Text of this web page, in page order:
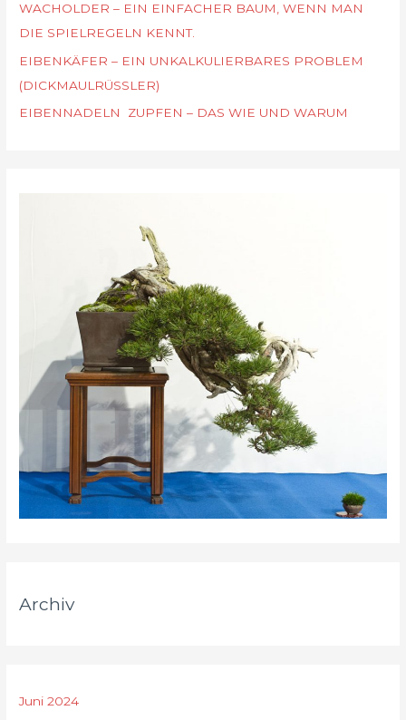
WACHOLDER – EIN EINFACHER BAUM, WENN MAN
DIE SPIELREGELN KENNT.
EIBENKÄFER – EIN UNKALKULIERBARES PROBLEM
(DICKMAULRÜSSLER)
EIBENNADELN ZUPFEN – DAS WIE UND WARUM
Archiv
Juni 2024